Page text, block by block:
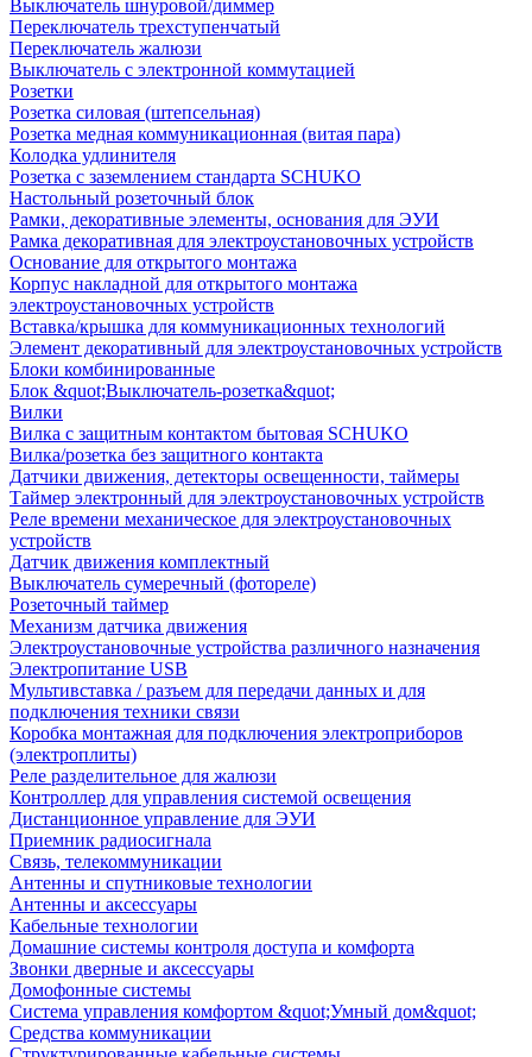
Выключатель шнуровой/диммер
Переключатель трехступенчатый
Переключатель жалюзи
Выключатель с электронной коммутацией
Розетки
Розетка силовая (штепсельная)
Розетка медная коммуникационная (витая пара)
Колодка удлинителя
Розетка с заземлением стандарта SCHUKO
Настольный розеточный блок
Рамки, декоративные элементы, основания для ЭУИ
Рамка декоративная для электроустановочных устройств
Основание для открытого монтажа
Корпус накладной для открытого монтажа
электроустановочных устройств
Вставка/крышка для коммуникационных технологий
Элемент декоративный для электроустановочных устройств
Блоки комбинированные
Блок &quot;Выключатель-розетка&quot;
Вилки
Вилка с защитным контактом бытовая SCHUKO
Вилка/розетка без защитного контакта
Датчики движения, детекторы освещенности, таймеры
Таймер электронный для электроустановочных устройств
Реле времени механическое для электроустановочных
устройств
Датчик движения комплектный
Выключатель сумеречный (фотореле)
Розеточный таймер
Механизм датчика движения
Электроустановочные устройства различного назначения
Электропитание USB
Мультивставка / разъем для передачи данных и для
подключения техники связи
Коробка монтажная для подключения электроприборов
(электроплиты)
Реле разделительное для жалюзи
Контроллер для управления системой освещения
Дистанционное управление для ЭУИ
Приемник радиосигнала
Связь, телекоммуникации
Антенны и спутниковые технологии
Антенны и аксессуары
Кабельные технологии
Домашние системы контроля доступа и комфорта
Звонки дверные и аксессуары
Домофонные системы
Система управления комфортом &quot;Умный дом&quot;
Средства коммуникации